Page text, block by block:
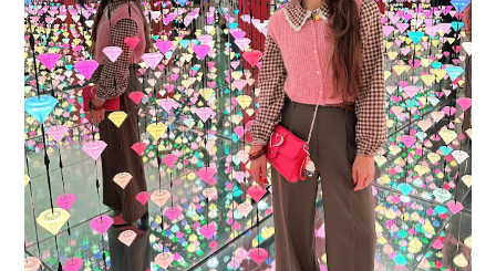
16 JAAR SPRINKLES ON A CUPCAKE
Vandaag is het weer zo’n moment waarop ik even bewust op de
pauzeknop duw, want Sprinkles on a Cupcake bestaat 16 jaar. Zestien.
Dat blijft ...